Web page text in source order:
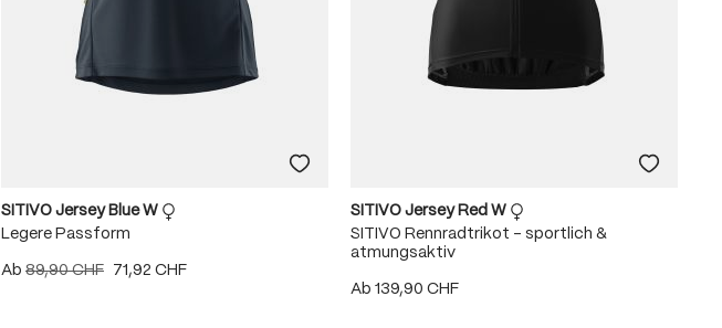
SITIVO Jersey Blue W
Legere Passform
Ab 89,90 CHF 71,92 CHF
SITIVO Jersey Red W
SITIVO Rennradtrikot – sportlich &
atmungsaktiv
Ab 139,90 CHF